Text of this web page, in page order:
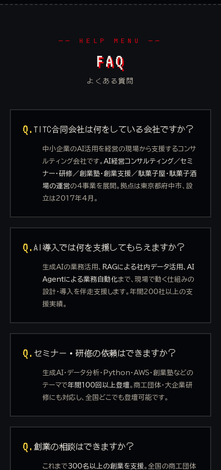
── HELP MENU ──
FAQ
よくある質問
Q.TITC合同会社は何をしている会社ですか？
中小企業のAI活用を経営の現場から支援するコンサ
ルティング会社です。 AI経営コンサルティング／セミ
ナー・研修／創業塾・創業支援／駄菓子屋・駄菓子酒
場の運営の4事業を展開。拠点は東京都府中市、設
立は2017年4月。
Q.AI導入では何を支援してもらえますか？
生成AIの業務活用、 RAGによる社内データ活用、AI
Agentによる業務自動化まで、現場で動く仕組みの
設計・導入を伴走支援します。年間200社以上の支
援実績。
Q. セミナー・研修の依頼はできますか？
生成AI・データ分析・Python・AWS・創業塾などの
テーマで年間100回以上登壇。商工団体・大企業研
修にも対応し、全国どこでも登壇可能です。
Q. 創業の相談はできますか？
これまで300名以上の創業を支援。全国の商工団体